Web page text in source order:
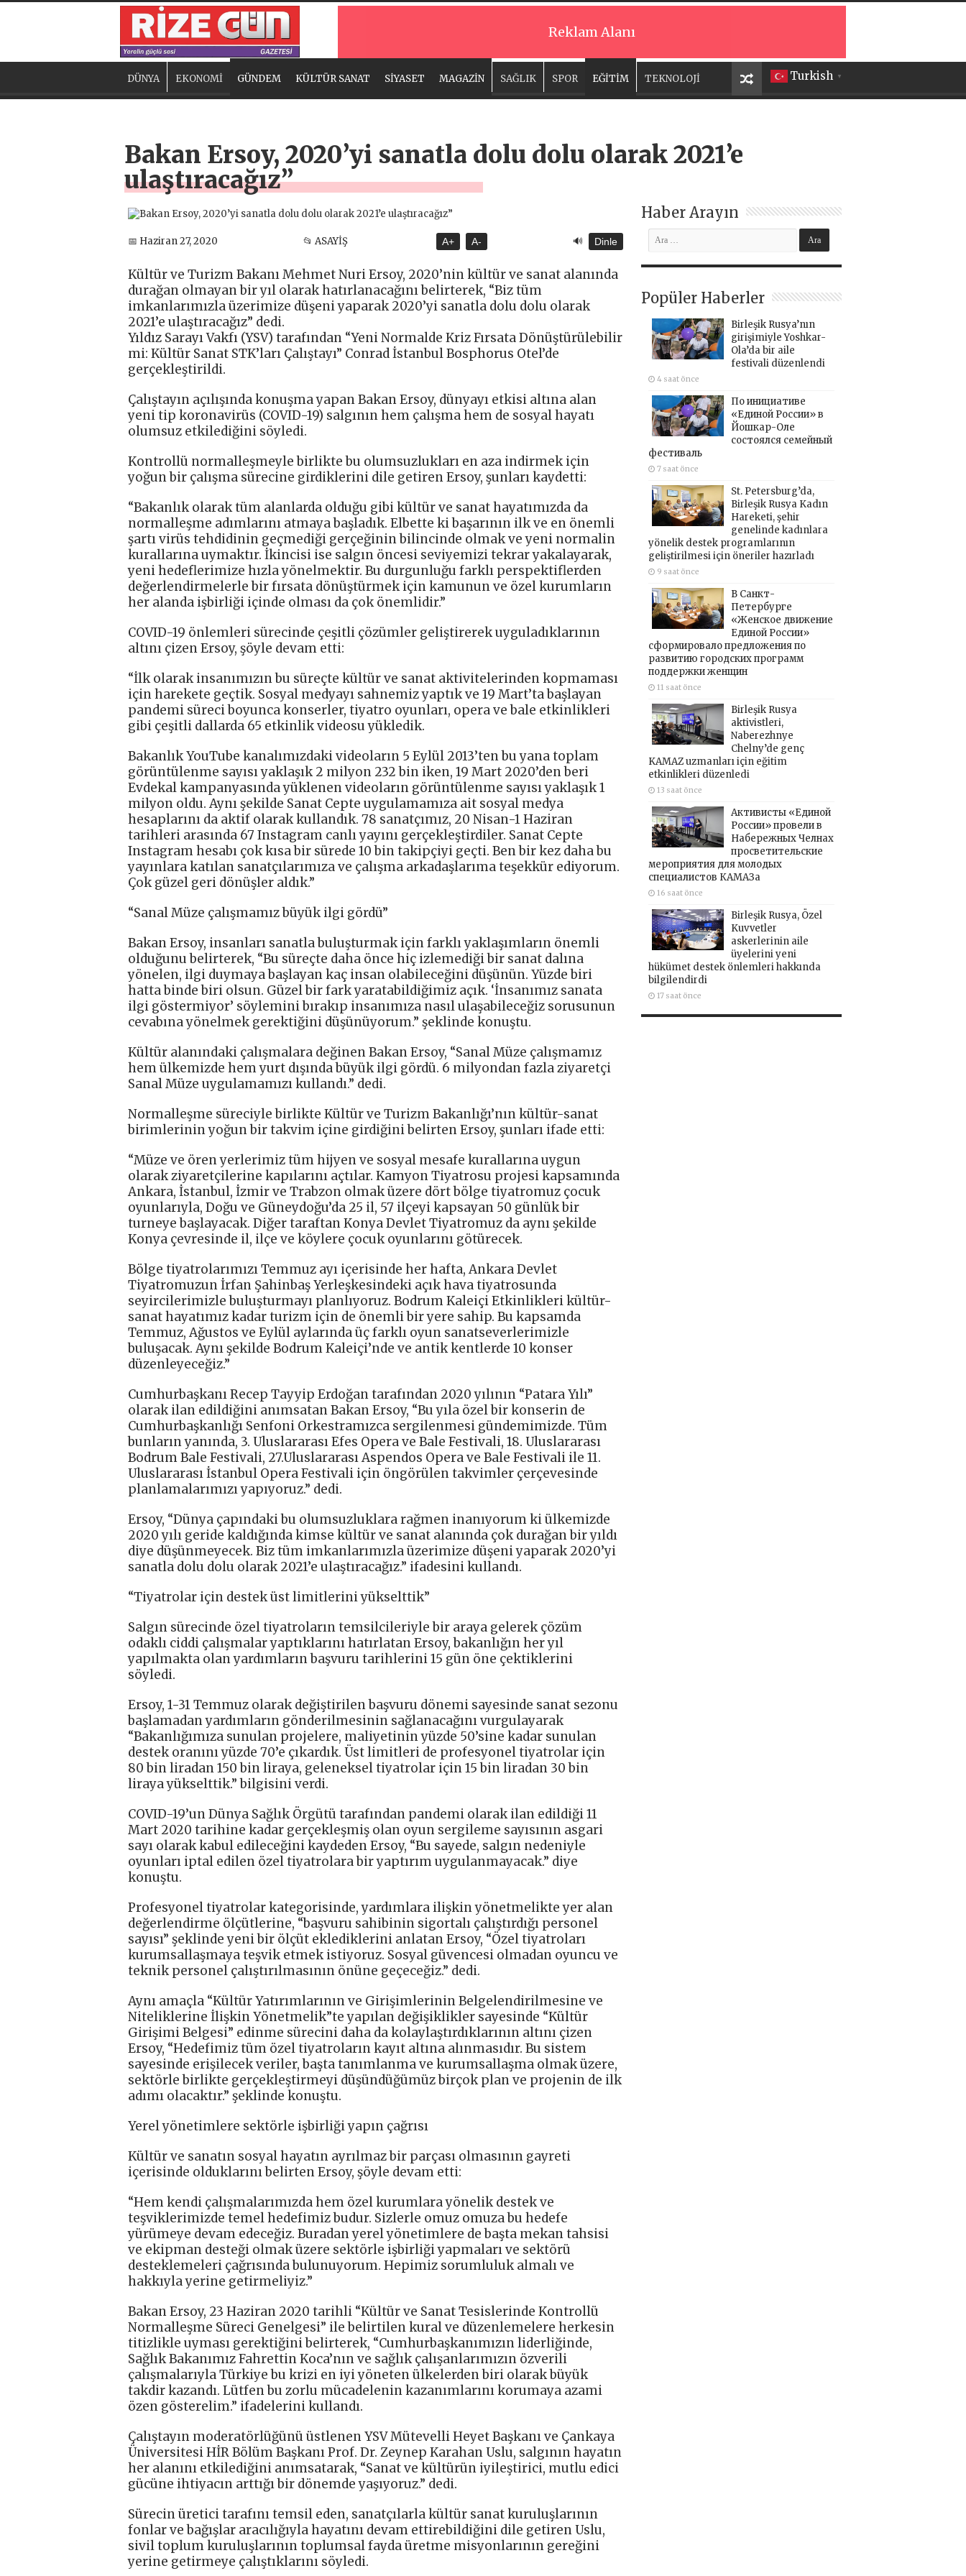
Reklam Alanı
Turkish ▼
DÜNYA EKONOMİ GÜNDEM KÜLTÜR SANAT SİYASET MAGAZİN SAĞLIK SPOR EĞİTİM TEKNOLOJİ
Bakan Ersoy, 2020’yi sanatla dolu dolu olarak 2021’e
ulaştıracağız”
📅 Haziran 27, 2020 📂 ASAYİŞ A+ A- 🔊 Dinle
Kültür ve Turizm Bakanı Mehmet Nuri Ersoy, 2020’nin kültür ve sanat alanında
durağan olmayan bir yıl olarak hatırlanacağını belirterek, “Biz tüm
imkanlarımızla üzerimize düşeni yaparak 2020’yi sanatla dolu dolu olarak
2021’e ulaştıracağız” dedi.
Yıldız Sarayı Vakfı (YSV) tarafından “Yeni Normalde Kriz Fırsata Dönüştürülebilir
mi: Kültür Sanat STK’ları Çalıştayı” Conrad İstanbul Bosphorus Otel’de
gerçekleştirildi.
Çalıştayın açılışında konuşma yapan Bakan Ersoy, dünyayı etkisi altına alan
yeni tip koronavirüs (COVID-19) salgının hem çalışma hem de sosyal hayatı
olumsuz etkilediğini söyledi.
Kontrollü normalleşmeyle birlikte bu olumsuzlukları en aza indirmek için
yoğun bir çalışma sürecine girdiklerini dile getiren Ersoy, şunları kaydetti:
“Bakanlık olarak tüm alanlarda olduğu gibi kültür ve sanat hayatımızda da
normalleşme adımlarını atmaya başladık. Elbette ki başarının ilk ve en önemli
şartı virüs tehdidinin geçmediği gerçeğinin bilincinde olmak ve yeni normalin
kurallarına uymaktır. İkincisi ise salgın öncesi seviyemizi tekrar yakalayarak,
yeni hedeflerimize hızla yönelmektir. Bu durgunluğu farklı perspektiflerden
değerlendirmelerle bir fırsata dönüştürmek için kamunun ve özel kurumların
her alanda işbirliği içinde olması da çok önemlidir.”
COVID-19 önlemleri sürecinde çeşitli çözümler geliştirerek uyguladıklarının
altını çizen Ersoy, şöyle devam etti:
“İlk olarak insanımızın bu süreçte kültür ve sanat aktivitelerinden kopmaması
için harekete geçtik. Sosyal medyayı sahnemiz yaptık ve 19 Mart’ta başlayan
pandemi süreci boyunca konserler, tiyatro oyunları, opera ve bale etkinlikleri
gibi çeşitli dallarda 65 etkinlik videosu yükledik.
Bakanlık YouTube kanalımızdaki videoların 5 Eylül 2013’ten bu yana toplam
görüntülenme sayısı yaklaşık 2 milyon 232 bin iken, 19 Mart 2020’den beri
Evdekal kampanyasında yüklenen videoların görüntülenme sayısı yaklaşık 1
milyon oldu. Aynı şekilde Sanat Cepte uygulamamıza ait sosyal medya
hesaplarını da aktif olarak kullandık. 78 sanatçımız, 20 Nisan-1 Haziran
tarihleri arasında 67 Instagram canlı yayını gerçekleştirdiler. Sanat Cepte
Instagram hesabı çok kısa bir sürede 10 bin takipçiyi geçti. Ben bir kez daha bu
yayınlara katılan sanatçılarımıza ve çalışma arkadaşlarıma teşekkür ediyorum.
Çok güzel geri dönüşler aldık.”
“Sanal Müze çalışmamız büyük ilgi gördü”
Bakan Ersoy, insanları sanatla buluşturmak için farklı yaklaşımların önemli
olduğunu belirterek, “Bu süreçte daha önce hiç izlemediği bir sanat dalına
yönelen, ilgi duymaya başlayan kaç insan olabileceğini düşünün. Yüzde biri
hatta binde biri olsun. Güzel bir fark yaratabildiğimiz açık. ‘İnsanımız sanata
ilgi göstermiyor’ söylemini bırakıp insanımıza nasıl ulaşabileceğiz sorusunun
cevabına yönelmek gerektiğini düşünüyorum.” şeklinde konuştu.
Kültür alanındaki çalışmalara değinen Bakan Ersoy, “Sanal Müze çalışmamız
hem ülkemizde hem yurt dışında büyük ilgi gördü. 6 milyondan fazla ziyaretçi
Sanal Müze uygulamamızı kullandı.” dedi.
Normalleşme süreciyle birlikte Kültür ve Turizm Bakanlığı’nın kültür-sanat
birimlerinin yoğun bir takvim içine girdiğini belirten Ersoy, şunları ifade etti:
“Müze ve ören yerlerimiz tüm hijyen ve sosyal mesafe kurallarına uygun
olarak ziyaretçilerine kapılarını açtılar. Kamyon Tiyatrosu projesi kapsamında
Ankara, İstanbul, İzmir ve Trabzon olmak üzere dört bölge tiyatromuz çocuk
oyunlarıyla, Doğu ve Güneydoğu’da 25 il, 57 ilçeyi kapsayan 50 günlük bir
turneye başlayacak. Diğer taraftan Konya Devlet Tiyatromuz da aynı şekilde
Konya çevresinde il, ilçe ve köylere çocuk oyunlarını götürecek.
Bölge tiyatrolarımızı Temmuz ayı içerisinde her hafta, Ankara Devlet
Tiyatromuzun İrfan Şahinbaş Yerleşkesindeki açık hava tiyatrosunda
seyircilerimizle buluşturmayı planlıyoruz. Bodrum Kaleiçi Etkinlikleri kültür-
sanat hayatımız kadar turizm için de önemli bir yere sahip. Bu kapsamda
Temmuz, Ağustos ve Eylül aylarında üç farklı oyun sanatseverlerimizle
buluşacak. Aynı şekilde Bodrum Kaleiçi’nde ve antik kentlerde 10 konser
düzenleyeceğiz.”
Cumhurbaşkanı Recep Tayyip Erdoğan tarafından 2020 yılının “Patara Yılı”
olarak ilan edildiğini anımsatan Bakan Ersoy, “Bu yıla özel bir konserin de
Cumhurbaşkanlığı Senfoni Orkestramızca sergilenmesi gündemimizde. Tüm
bunların yanında, 3. Uluslararası Efes Opera ve Bale Festivali, 18. Uluslararası
Bodrum Bale Festivali, 27.Uluslararası Aspendos Opera ve Bale Festivali ile 11.
Uluslararası İstanbul Opera Festivali için öngörülen takvimler çerçevesinde
planlamalarımızı yapıyoruz.” dedi.
Ersoy, “Dünya çapındaki bu olumsuzluklara rağmen inanıyorum ki ülkemizde
2020 yılı geride kaldığında kimse kültür ve sanat alanında çok durağan bir yıldı
diye düşünmeyecek. Biz tüm imkanlarımızla üzerimize düşeni yaparak 2020’yi
sanatla dolu dolu olarak 2021’e ulaştıracağız.” ifadesini kullandı.
“Tiyatrolar için destek üst limitlerini yükselttik”
Salgın sürecinde özel tiyatroların temsilcileriyle bir araya gelerek çözüm
odaklı ciddi çalışmalar yaptıklarını hatırlatan Ersoy, bakanlığın her yıl
yapılmakta olan yardımların başvuru tarihlerini 15 gün öne çektiklerini
söyledi.
Ersoy, 1-31 Temmuz olarak değiştirilen başvuru dönemi sayesinde sanat sezonu
başlamadan yardımların gönderilmesinin sağlanacağını vurgulayarak
“Bakanlığımıza sunulan projelere, maliyetinin yüzde 50’sine kadar sunulan
destek oranını yüzde 70’e çıkardık. Üst limitleri de profesyonel tiyatrolar için
80 bin liradan 150 bin liraya, geleneksel tiyatrolar için 15 bin liradan 30 bin
liraya yükselttik.” bilgisini verdi.
COVID-19’un Dünya Sağlık Örgütü tarafından pandemi olarak ilan edildiği 11
Mart 2020 tarihine kadar gerçekleşmiş olan oyun sergileme sayısının asgari
sayı olarak kabul edileceğini kaydeden Ersoy, “Bu sayede, salgın nedeniyle
oyunları iptal edilen özel tiyatrolara bir yaptırım uygulanmayacak.” diye
konuştu.
Profesyonel tiyatrolar kategorisinde, yardımlara ilişkin yönetmelikte yer alan
değerlendirme ölçütlerine, “başvuru sahibinin sigortalı çalıştırdığı personel
sayısı” şeklinde yeni bir ölçüt eklediklerini anlatan Ersoy, “Özel tiyatroları
kurumsallaşmaya teşvik etmek istiyoruz. Sosyal güvencesi olmadan oyuncu ve
teknik personel çalıştırılmasının önüne geçeceğiz.” dedi.
Aynı amaçla “Kültür Yatırımlarının ve Girişimlerinin Belgelendirilmesine ve
Niteliklerine İlişkin Yönetmelik”te yapılan değişiklikler sayesinde “Kültür
Girişimi Belgesi” edinme sürecini daha da kolaylaştırdıklarının altını çizen
Ersoy, “Hedefimiz tüm özel tiyatroların kayıt altına alınmasıdır. Bu sistem
sayesinde erişilecek veriler, başta tanımlanma ve kurumsallaşma olmak üzere,
sektörle birlikte gerçekleştirmeyi düşündüğümüz birçok plan ve projenin de ilk
adımı olacaktır.” şeklinde konuştu.
Yerel yönetimlere sektörle işbirliği yapın çağrısı
Kültür ve sanatın sosyal hayatın ayrılmaz bir parçası olmasının gayreti
içerisinde olduklarını belirten Ersoy, şöyle devam etti:
“Hem kendi çalışmalarımızda hem özel kurumlara yönelik destek ve
teşviklerimizde temel hedefimiz budur. Sizlerle omuz omuza bu hedefe
yürümeye devam edeceğiz. Buradan yerel yönetimlere de başta mekan tahsisi
ve ekipman desteği olmak üzere sektörle işbirliği yapmaları ve sektörü
desteklemeleri çağrısında bulunuyorum. Hepimiz sorumluluk almalı ve
hakkıyla yerine getirmeliyiz.”
Bakan Ersoy, 23 Haziran 2020 tarihli “Kültür ve Sanat Tesislerinde Kontrollü
Normalleşme Süreci Genelgesi” ile belirtilen kural ve düzenlemelere herkesin
titizlikle uyması gerektiğini belirterek, “Cumhurbaşkanımızın liderliğinde,
Sağlık Bakanımız Fahrettin Koca’nın ve sağlık çalışanlarımızın özverili
çalışmalarıyla Türkiye bu krizi en iyi yöneten ülkelerden biri olarak büyük
takdir kazandı. Lütfen bu zorlu mücadelenin kazanımlarını korumaya azami
özen gösterelim.” ifadelerini kullandı.
Çalıştayın moderatörlüğünü üstlenen YSV Mütevelli Heyet Başkanı ve Çankaya
Üniversitesi HİR Bölüm Başkanı Prof. Dr. Zeynep Karahan Uslu, salgının hayatın
her alanını etkilediğini anımsatarak, “Sanat ve kültürün iyileştirici, mutlu edici
gücüne ihtiyacın arttığı bir dönemde yaşıyoruz.” dedi.
Sürecin üretici tarafını temsil eden, sanatçılarla kültür sanat kuruluşlarının
fonlar ve bağışlar aracılığıyla hayatını devam ettirebildiğini dile getiren Uslu,
sivil toplum kuruluşlarının toplumsal fayda üretme misyonlarının gereğini
yerine getirmeye çalıştıklarını söyledi.
Haber Arayın
Popüler Haberler
Birleşik Rusya’nın
girişimiyle Yoshkar-
Ola’da bir aile
festivali düzenlendi
4 saat önce
По инициативе
«Единой России» в
Йошкар-Оле
состоялся семейный
фестиваль
7 saat önce
St. Petersburg’da,
Birleşik Rusya Kadın
Hareketi, şehir
genelinde kadınlara
yönelik destek programlarının
geliştirilmesi için öneriler hazırladı
9 saat önce
В Санкт-
Петербурге
«Женское движение
Единой России»
сформировало предложения по
развитию городских программ
поддержки женщин
11 saat önce
Birleşik Rusya
aktivistleri,
Naberezhnye
Chelny’de genç
KAMAZ uzmanları için eğitim
etkinlikleri düzenledi
13 saat önce
Активисты «Единой
России» провели в
Набережных Челнах
просветительские
мероприятия для молодых
специалистов КАМАЗа
16 saat önce
Birleşik Rusya, Özel
Kuvvetler
askerlerinin aile
üyelerini yeni
hükümet destek önlemleri hakkında
bilgilendirdi
17 saat önce